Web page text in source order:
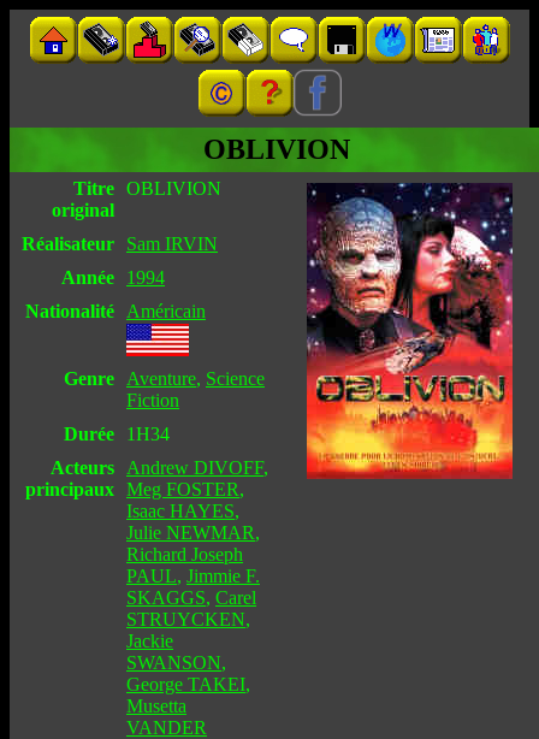
OBLIVION
Titre
original
OBLIVION
Réalisateur
Sam IRVIN
Année
1994
Nationalité
Américain
Genre Aventure, Science
Fiction
Durée
1H34
Acteurs
principaux
Andrew DIVOFF,
Meg FOSTER,
Isaac HAYES,
Julie NEWMAR,
Richard Joseph
PAUL, Jimmie F.
SKAGGS, Carel
STRUYCKEN,
Jackie
SWANSON,
George TAKEI,
Musetta
VANDER